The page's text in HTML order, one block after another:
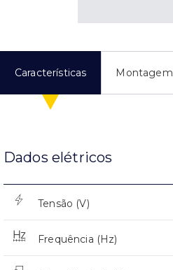
Características Montagem
Dados elétricos
Tensão (V)
Frequência (Hz)